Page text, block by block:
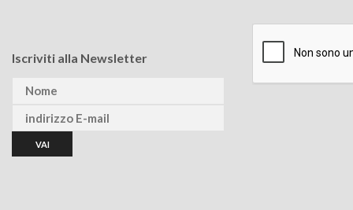
Iscriviti alla Newsletter